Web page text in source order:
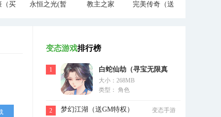
（买
永恒之光(暂
教主之家
完美传奇（送
变态游戏排行榜
1
白蛇仙劫（寻宝无限真
充）
大小：268MB
类型： 角色
2 梦幻江湖（送GM特权） 变态手游